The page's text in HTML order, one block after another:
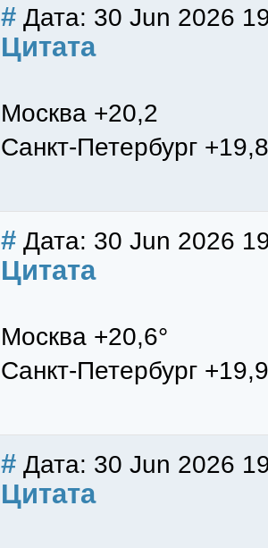
# Дата: 30 Jun 2026
Цитата
Москва +20,2
Санкт-Петербург +19,8
# Дата: 30 Jun 2026
Цитата
Москва +20,6°
Санкт-Петербург
# Дата: 30 Jun 2026
Цитата